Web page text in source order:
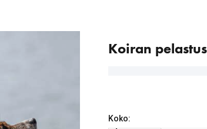
Koiran
Koko: